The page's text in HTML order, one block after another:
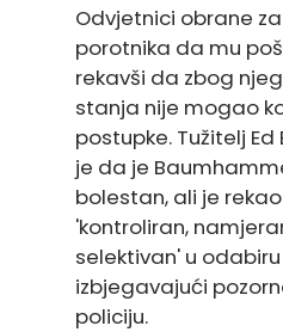
Odvjetnici obrane
porotnika da mu
rekavši da zbog
stanja nije mogao
postupke. Tužitelj
je da je
bolestan, ali je
'kontroliran,
selektivan' u
izbjegavajući
policiju.